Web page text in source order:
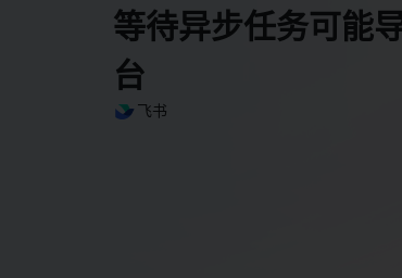
等待异步任务可能
台
飞书